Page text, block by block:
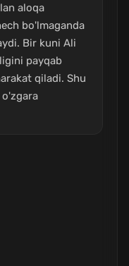
aloqa
bo'lmaganda
Bir kuni Ali
payqab
qiladi. Shu